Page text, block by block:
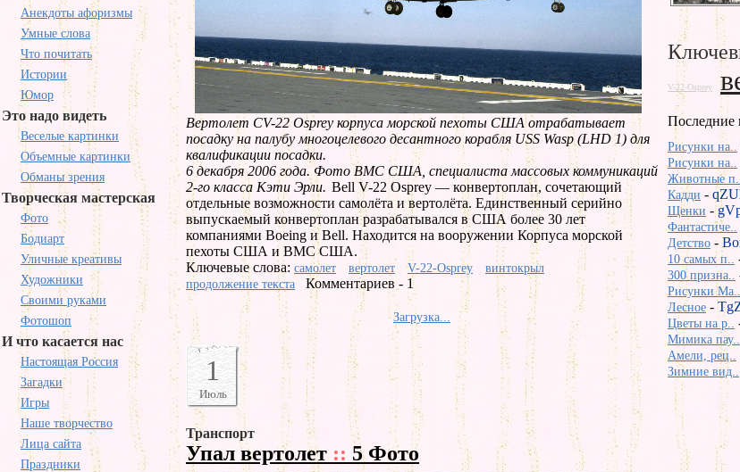
Анекдоты афоризмы
Умные слова
Что почитать
Истории
Юмор
Это надо видеть
Веселые картинки
Объемные картинки
Обманы зрения
Творческая мастерская
Фото
Бодиарт
Уличные креативы
Художники
Своими руками
Фотошоп
И что касается нас
Настоящая Россия
Загадки
Игры
Наше творчество
Лица сайта
Праздники
Вертолет CV-22 Osprey корпуса морской пехоты США отрабатывает
посадку на палубу многоцелевого десантного корабля USS Wasp (LHD 1) для
квалификации посадки.
6 декабря 2006 года. Фото ВМС США, специалиста массовых коммуникаций
2-го класса Кэти Эрли. Bell V-22 Osprey — конвертоплан, сочетающий
отдельные возможности самолёта и вертолёта. Единственный серийно
выпускаемый конвертоплан разрабатывался в США более 30 лет
компаниями Boeing и Bell. Находится на вооружении Корпуса морской
пехоты США и ВМС США.
Ключевые слова: самолет вертолет V-22-Osprey
винтокрыл
продолжение текста
Комментариев - 1
Загрузка...
1
Июль
Транспорт
Упал вертолет :: 5 Фото
V-22-Osprey
Последние
Рисунки на..
Рисунки на..
Животные
Кадди -
Щенки -
Фантастиче..
Детство -
10 самых п..
300 призна..
Рисунки Ma..
Лесное -
Цветы на р..
Мимика пау..
Амели, рец..
Зимние вид..